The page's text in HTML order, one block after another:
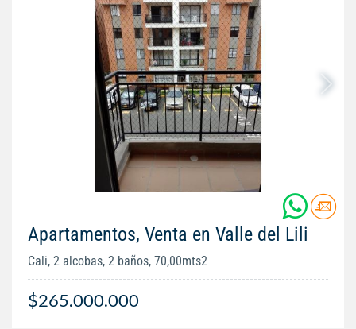
Apartamentos, Venta en Valle del Lili
Cali, 2 alcobas, 2 baños, 70,00mts2
$265.000.000